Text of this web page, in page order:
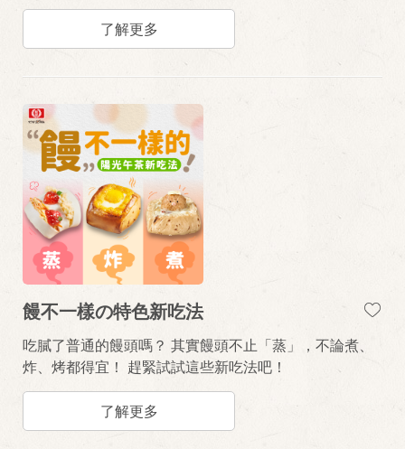
了解更多
饅不一樣の特色新吃法
吃膩了普通的饅頭嗎？ 其實饅頭不止「蒸」，不論煮、
炸、烤都得宜！ 趕緊試試這些新吃法吧！
了解更多